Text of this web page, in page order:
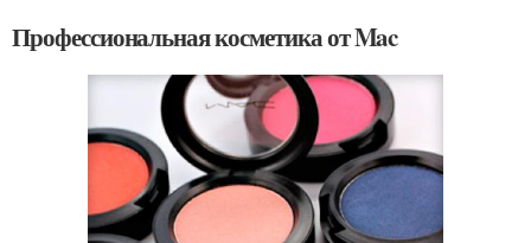
Профессиональная косметика от Mac